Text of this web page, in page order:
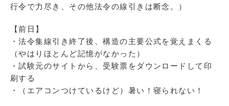
行令で力尽き、その他法令の線引きは断念。）
【前日】
・法令集線引き終了後、構造の主要公式を覚えまくる
（やはりほとんど記憶がなかった）
・試験元のサイトから、受験票をダウンロードして印
刷する
・（エアコンつけているけど）暑い！寝られない！